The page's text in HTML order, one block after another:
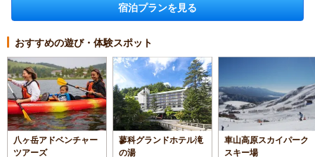
宿泊プランを見る
おすすめの遊び・体験スポット
八ヶ岳アドベンチャー
ツアーズ
蓼科グランドホテル滝
の湯
車山高原スカイパーク
スキー場